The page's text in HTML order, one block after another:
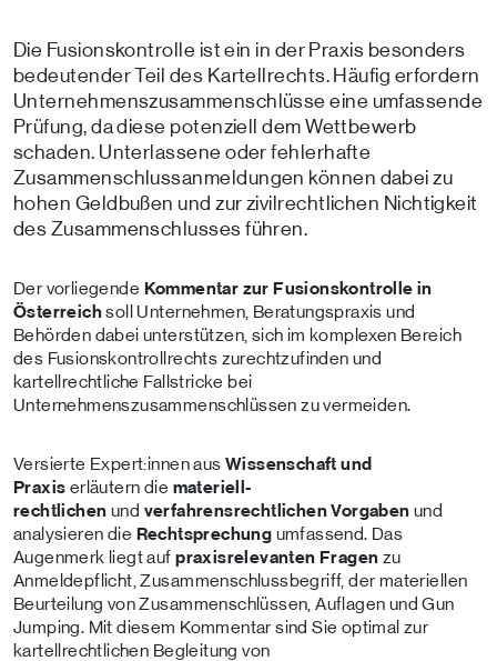
Die Fusionskontrolle ist ein in der Praxis besonders
bedeutender Teil des Kartellrechts. Häufig erfordern
Unternehmenszusammenschlüsse eine umfassende
Prüfung, da diese potenziell dem Wettbewerb
schaden. Unterlassene oder fehlerhafte
Zusammenschlussanmeldungen können dabei zu
hohen Geldbußen und zur zivilrechtlichen Nichtigkeit
des Zusammenschlusses führen.
Der vorliegende Kommentar zur Fusionskontrolle in
Österreichsoll Unternehmen, Beratungspraxis und
Behörden dabei unterstützen, sich im komplexen Bereich
des Fusionskontrollrechts zurechtzufinden und
kartellrechtliche Fallstricke bei
Unternehmenszusammenschlüssen zu vermeiden.
Versierte Expert:innen aus Wissenschaft und
Praxis erläutern die materiell-
rechtlichen und verfahrensrechtlichen Vorgaben und
analysieren die Rechtsprechung umfassend. Das
Augenmerk liegt aufpraxisrelevanten Fragen zu
Anmeldepflicht, Zusammenschlussbegriff, der materiellen
Beurteilung von Zusammenschlüssen, Auflagen und Gun
Jumping. Mit diesem Kommentar sind Sie optimal zur
kartellrechtlichen Begleitung von